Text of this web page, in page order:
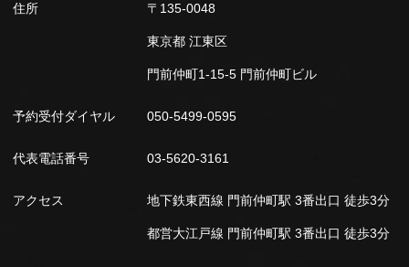
住所 〒135-0048
東京都 江東区
門前仲町1-15-5 門前仲町ビル
予約受付ダイヤル 050-5499-0595
代表電話番号 03-5620-3161
アクセス 地下鉄東西線 門前仲町駅 3番出口 徒歩3分
都営大江戸線 門前仲町駅 3番出口 徒歩3分